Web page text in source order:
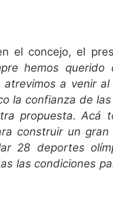
el concejo, el
hemos querido
a venir al
la confianza de
propuesta. Acá
construir un gran
28 deportes
las condiciones